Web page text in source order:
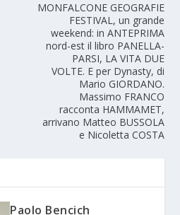
MONFALCONE GEOGRAFIE
FESTIVAL, un grande
weekend: in ANTEPRIMA
nord-est il libro PANELLA-
PARSI, LA VITA DUE
VOLTE. E per Dynasty, di
Mario GIORDANO.
Massimo FRANCO
racconta HAMMAMET,
arrivano Matteo BUSSOLA
e Nicoletta COSTA
Paolo Bencich